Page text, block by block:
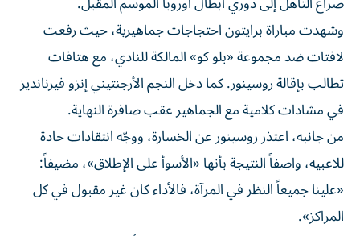
وشهدت مباراة برايتون احتجاجات جماهيرية، حيث رفعت
لافتات ضد مجموعة «بلو كو» المالكة للنادي، مع هتافات
تطالب بإقالة روسينور. كما دخل النجم الأرجنتيني إنزو فيرنانديز
في مشادات كلامية مع الجماهير عقب صافرة النهاية.
من جانبه، اعتذر روسينور عن الخسارة، ووجّه انتقادات حادة
للاعبيه، واصفاً النتيجة بأنها «الأسوأ على الإطلاق»، مضيفاً:
«علينا جميعاً النظر في المرآة، فالأداء كان غير مقبول في كل
المراكز».